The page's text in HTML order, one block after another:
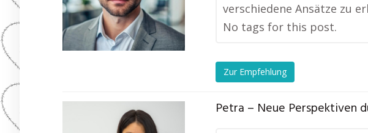
verschiedene Ansätze zu
No tags for this post.
Zur Empfehlung
Petra – Neue Perspektiven